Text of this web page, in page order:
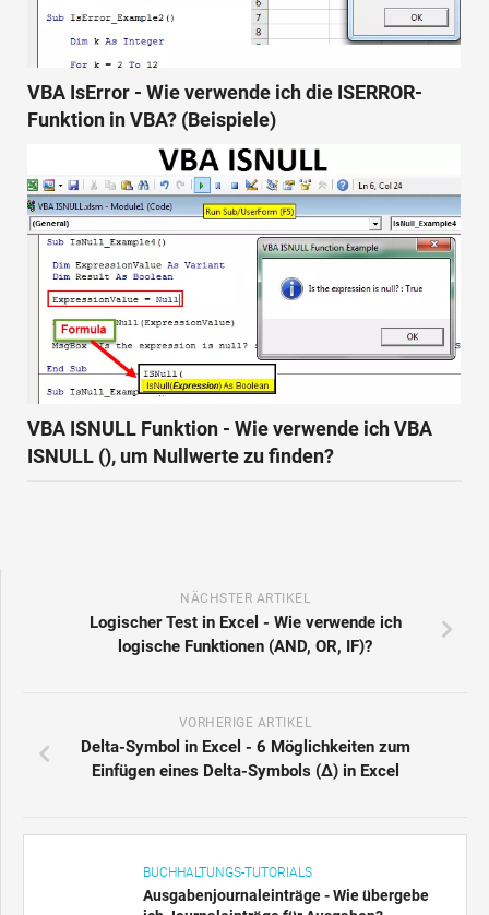
VBA IsError - Wie verwende ich die ISERROR-
Funktion in VBA? (Beispiele)
VBA ISNULL Funktion - Wie verwende ich VBA
ISNULL (), um Nullwerte zu finden?
NÄCHSTER ARTIKEL
Logischer Test in Excel - Wie verwende ich
logische Funktionen (AND, OR, IF)?
VORHERIGE ARTIKEL
Delta-Symbol in Excel - 6 Möglichkeiten zum
Einfügen eines Delta-Symbols (Δ) in Excel
BUCHHALTUNGS-TUTORIALS
Ausgabenjournaleinträge - Wie übergebe